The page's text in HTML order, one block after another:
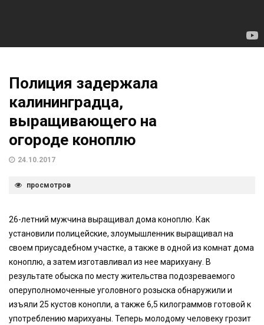
Полиция задержала
калининградца,
выращивающего на
огороде коноплю
24.10.2017
просмотров
26-летний мужчина выращивал дома коноплю. Как
установили полицейские, злоумышленник выращивал на
своем приусадебном участке, а также в одной из комнат дома
коноплю, а затем изготавливал из нее марихуану. В
результате обыска по месту жительства подозреваемого
оперуполномоченные уголовного розыска обнаружили и
изъяли 25 кустов конопли, а также 6,5 килограммов готовой к
употреблению марихуаны. Теперь молодому человеку грозит